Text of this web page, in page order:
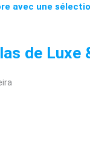
avec une
de